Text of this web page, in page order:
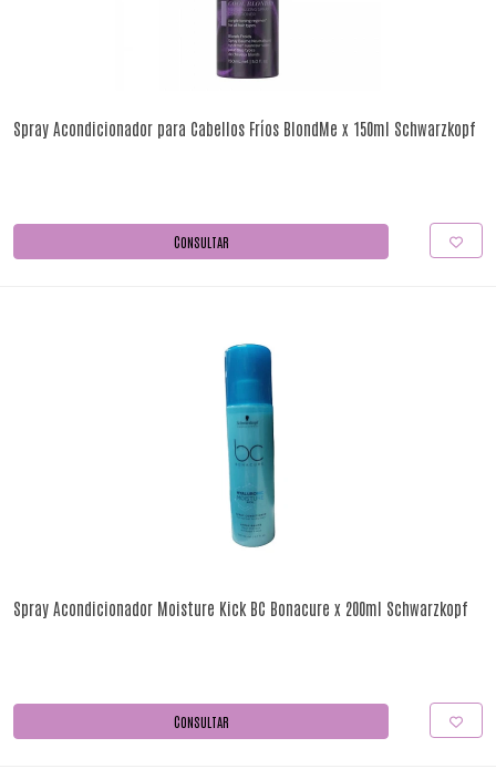
Spray Acondicionador para Cabellos Fríos BlondMe x 150ml Schwarzkopf
CONSULTAR
Spray Acondicionador Moisture Kick BC Bonacure x 200ml Schwarzkopf
CONSULTAR